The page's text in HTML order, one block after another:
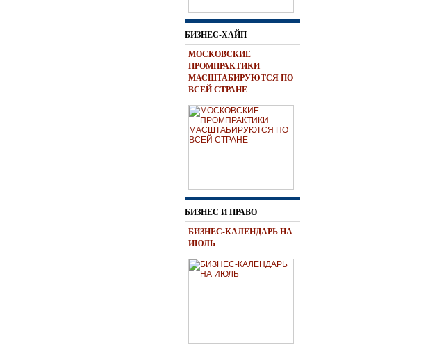
БИЗНЕС-ХАЙП
МОСКОВСКИЕ
ПРОМПРАКТИКИ
МАСШТАБИРУЮТСЯ ПО
ВСЕЙ СТРАНЕ
БИЗНЕС И ПРАВО
БИЗНЕС-КАЛЕНДАРЬ НА
ИЮЛЬ